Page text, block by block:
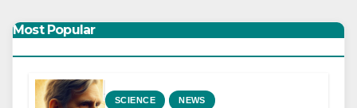
Most Popular
SCIENCE NEWS